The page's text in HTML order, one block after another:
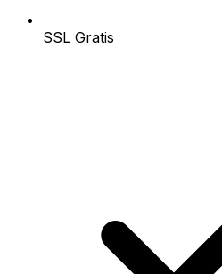
SSL Gratis